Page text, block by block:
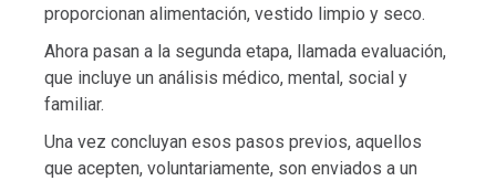
proporcionan alimentación, vestido limpio y seco.
Ahora pasan a la segunda etapa, llamada evaluación,
que incluye un análisis médico, mental, social y
familiar.
Una vez concluyan esos pasos previos, aquellos
que acepten, voluntariamente, son enviados a un